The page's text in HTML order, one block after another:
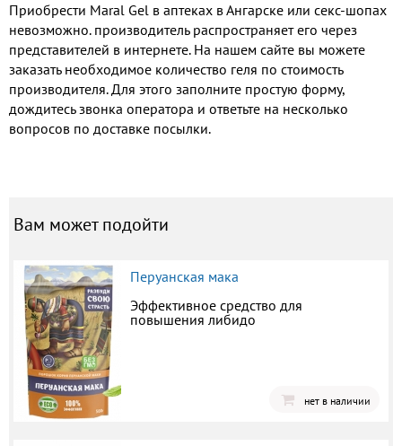
Приобрести Maral Gel в аптеках в Ангарске или секс-шопах
невозможно. производитель распространяет его через
представителей в интернете. На нашем сайте вы можете
заказать необходимое количество геля по стоимость
производителя. Для этого заполните простую форму,
дождитесь звонка оператора и ответьте на несколько
вопросов по доставке посылки.
Вам может подойти
Перуанская мака
Эффективное средство для
повышения либидо
нет в наличии